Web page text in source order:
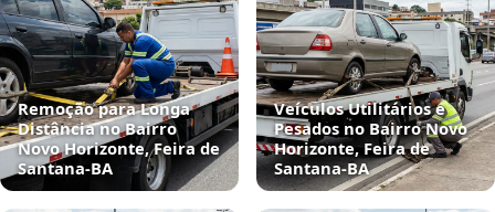
Remoção para Longa
Distância no Bairro
Novo Horizonte, Feira de
Santana‑BA
Veículos Utilitários e
Pesados no Bairro Novo
Horizonte, Feira de
Santana‑BA